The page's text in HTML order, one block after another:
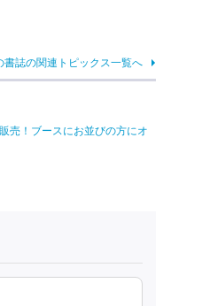
書誌の関連トピックス一覧へ
売！ブースにお並びの方にオ